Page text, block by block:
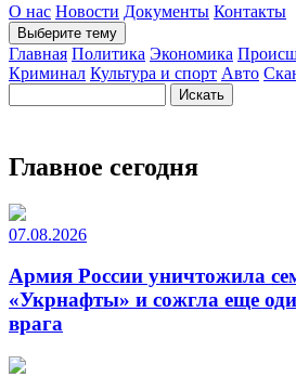
О нас Новости Документы Контакты
Выберите тему
Главная Политика Экономика
Криминал Культура и спорт Авто
Главное сегодня
07.08.2026
Армия России уничтожила
«Укрнафты» и сожгла еще
врага